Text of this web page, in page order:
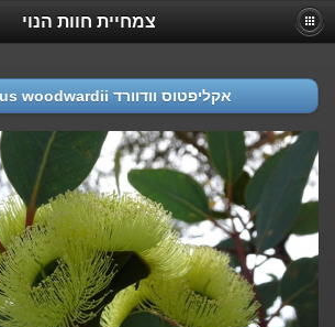
צמחיית חוות הנוי
Eucalyptus woodwardii אקליפטוס וודוורד